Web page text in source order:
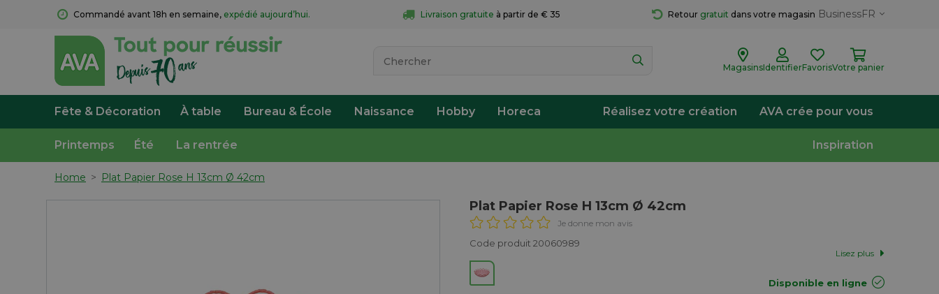
Commandé avant 18h en semaine, expédié aujourd’hui. Livraison gratuite à partir de € 35 Retour gratuit dans votre magasin BusinessFR
MagasinsIdentifierFavorisVotre panier
Fête & Décoration À table Bureau & École Naissance Hobby Horeca Réalisez votre création AVA crée pour vous
Printemps Été La rentrée Inspiration
Home > Plat Papier Rose H 13cm Ø 42cm
Plat Papier Rose H 13cm Ø 42cm
Je donne mon avis
Code produit 20060989
Lisez plus
Disponible en ligne